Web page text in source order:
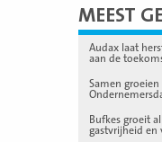
MEEST
Audax laat
aan de
Samen
Bufkes groeit
gastvrijheid en